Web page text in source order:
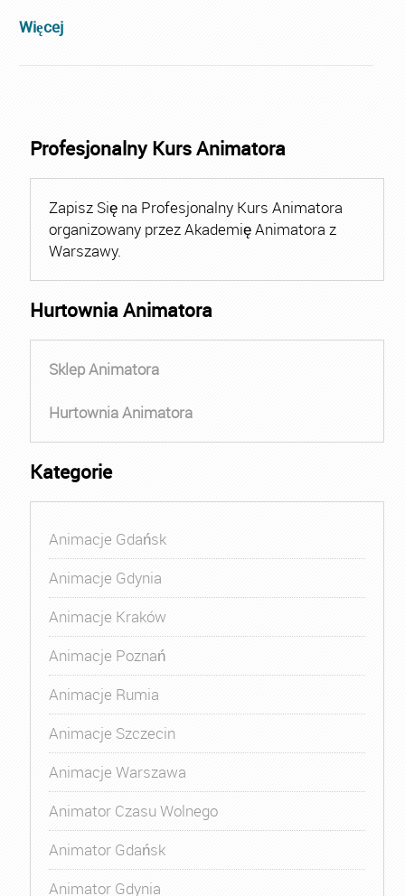
Więcej
Profesjonalny Kurs Animatora
Zapisz Się na Profesjonalny Kurs Animatora
organizowany przez Akademię Animatora z
Warszawy.
Hurtownia Animatora
Sklep Animatora
Hurtownia Animatora
Kategorie
Animacje Gdańsk
Animacje Gdynia
Animacje Kraków
Animacje Poznań
Animacje Rumia
Animacje Szczecin
Animacje Warszawa
Animator Czasu Wolnego
Animator Gdańsk
Animator Gdynia